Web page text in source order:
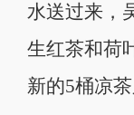
水送过来，
生红茶和荷
新的5桶凉